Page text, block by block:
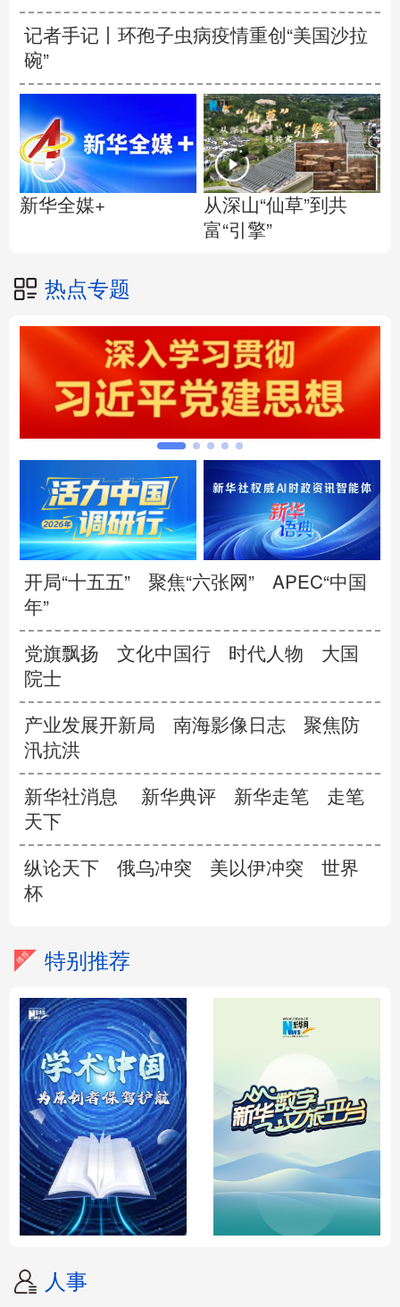
记者手记丨环孢子虫病疫情重创“美国沙拉
碗”
新华全媒+
从深山“仙草”到共
富“引擎”
热点专题
开局“十五五” 聚焦“六张网”
APEC“中国
年”
党旗飘扬 文化中国行 时代人物
大国
院士
产业发展开新局 南海影像日志
聚焦防
汛抗洪
新华社消息 新华典评 新华走笔
走笔
天下
纵论天下 俄乌冲突 美以伊冲突
世界
杯
特别推荐
人事